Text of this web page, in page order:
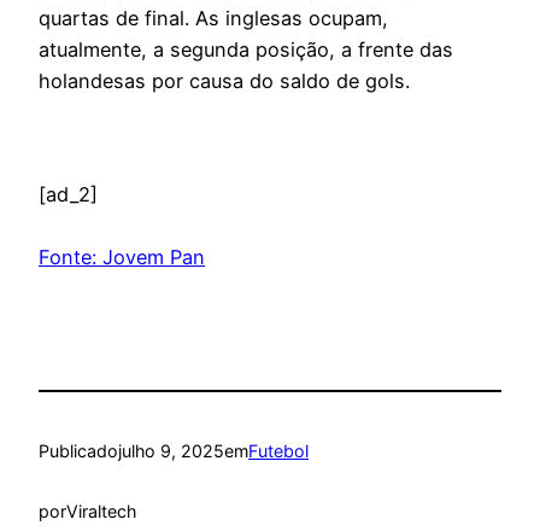
quartas de final. As inglesas ocupam,
atualmente, a segunda posição, a frente das
holandesas por causa do saldo de gols.
[ad_2]
Fonte: Jovem Pan
Publicadojulho 9, 2025emFutebol
porViraltech